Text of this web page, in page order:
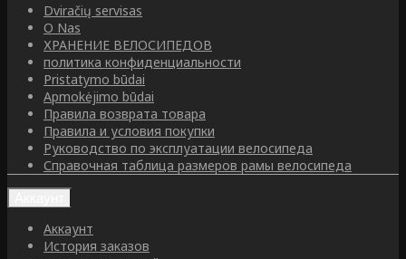
Dviračių servisas
O Nas
ХРАНЕНИЕ ВЕЛОСИПЕДОВ
политика конфиденциальности
Pristatymo būdai
Apmokėjimo būdai
Правила возврата товара
Правила и условия покупки
Руководство по эксплуатации велосипеда
Справочная таблица размеров рамы велосипеда
Аккаунт
История заказов